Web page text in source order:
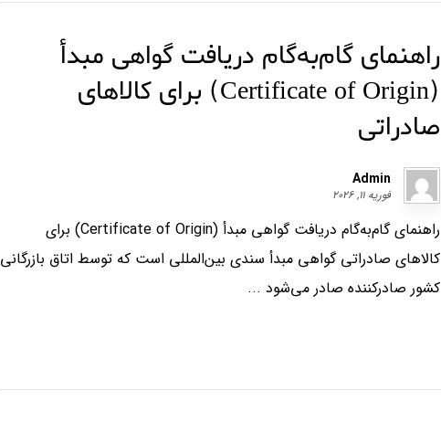
راهنمای گام‌به‌گام دریافت گواهی مبدأ
(Certificate of Origin) برای کالاهای
صادراتی
Admin
فوریه ۱۱, ۲۰۲۶
راهنمای گام‌به‌گام دریافت گواهی مبدأ (Certificate of Origin) برای
کالاهای صادراتی گواهی مبدأ سندی بین‌المللی است که توسط اتاق بازرگانی
کشور صادرکننده صادر می‌شود ...